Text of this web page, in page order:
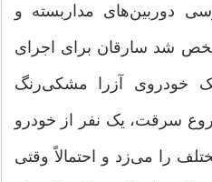
دوربین‌های مداربسته و
شد سارقان برای اجرای
خودروی آزرا مشکی‌رنگ
سرقت، یک نفر از خودرو
را می‌زد و احتمالاً وقتی